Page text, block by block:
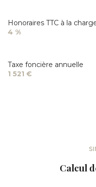
Honoraires TTC à la
4 %
Taxe foncière annuelle
1 521 €
Calcul